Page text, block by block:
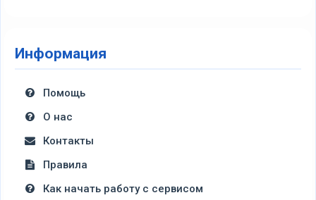
Информация
Помощь
О нас
Контакты
Правила
Как начать работу с сервисом